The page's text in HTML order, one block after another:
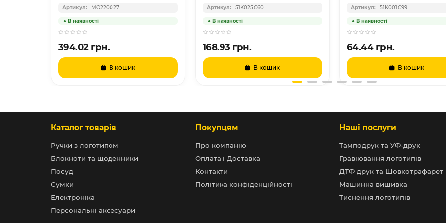
MO220027
394.02 грн.
В кошик
51K025C60
168.93 грн.
В кошик
51K001C99
64.44 грн.
В кошик
Каталог товарів
Ручки з логотипом
Блокноти та щоденники
Посуд
Сумки
Електроніка
Персональні аксесуари
Покупцям
Про компанію
Оплата і Доставка
Контакти
Політика конфіденційності
Наші послуги
Тамподрук та УФ-друк
Гравіювання логотипів
ДТФ друк та Шовкотрафарет
Машинна вишивка
Тиснення логотипів